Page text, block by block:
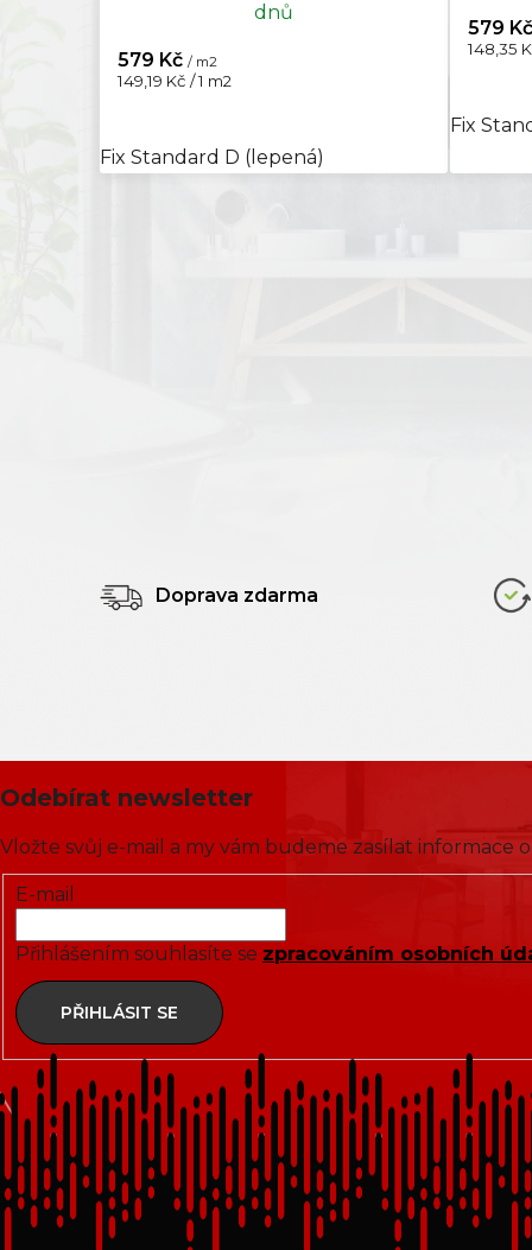
dnů
579 Kč / m2
Měrná
149,19 Kč / 1 m2
Fix Standard D (lepená)
579 Kč
Měrná
148,35
Fix
Doprava zdarma
Odebírat newsletter
Vložte svůj e-mail a my vám budeme zasílat informace
E-mail
Přihlášením souhlasíte se zpracováním osobních
PŘIHLÁSIT SE